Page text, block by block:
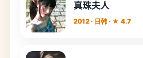
真珠夫人
2012 · 日韩 · ★ 4.7